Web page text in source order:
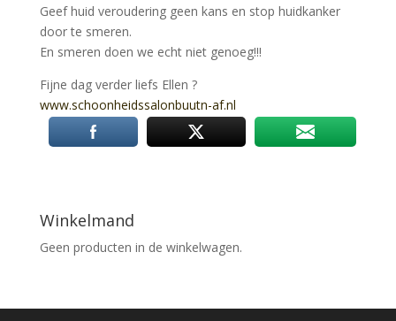
Geef huid veroudering geen kans en stop huidkanker
door te smeren.
En smeren doen we echt niet genoeg!!!
Fijne dag verder liefs Ellen ?
www.schoonheidssalonbuutn-af.nl
Winkelmand
Geen producten in de winkelwagen.